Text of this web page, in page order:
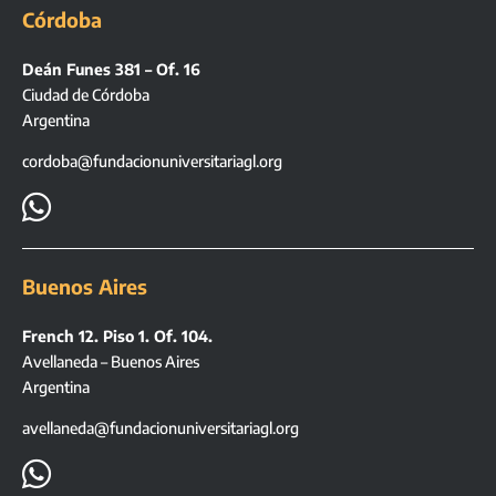
Córdoba
Deán Funes 381 – Of. 16
Ciudad de Córdoba
Argentina
cordoba@fundacionuniversitariagl.org

Buenos Aires
French 12. Piso 1. Of. 104.
Avellaneda – Buenos Aires
Argentina
avellaneda@fundacionuniversitariagl.org
